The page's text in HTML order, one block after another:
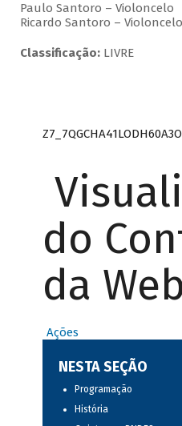
Paulo Santoro – Violoncelo
Ricardo Santoro – Violoncelo
Classificação:LIVRE
do
da
Ações
NESTA SEÇÃO
Programação
História